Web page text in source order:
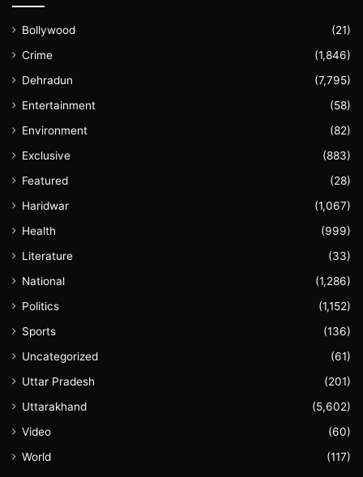
Bollywood
(21)
Crime
(1,846)
Dehradun
(7,795)
Entertainment
(58)
Environment
(82)
Exclusive
(883)
Featured
(28)
Haridwar
(1,067)
Health
(999)
Literature
(33)
National
(1,286)
Politics
(1,152)
Sports
(136)
Uncategorized
(61)
Uttar Pradesh
(201)
Uttarakhand
(5,602)
Video
(60)
World
(117)